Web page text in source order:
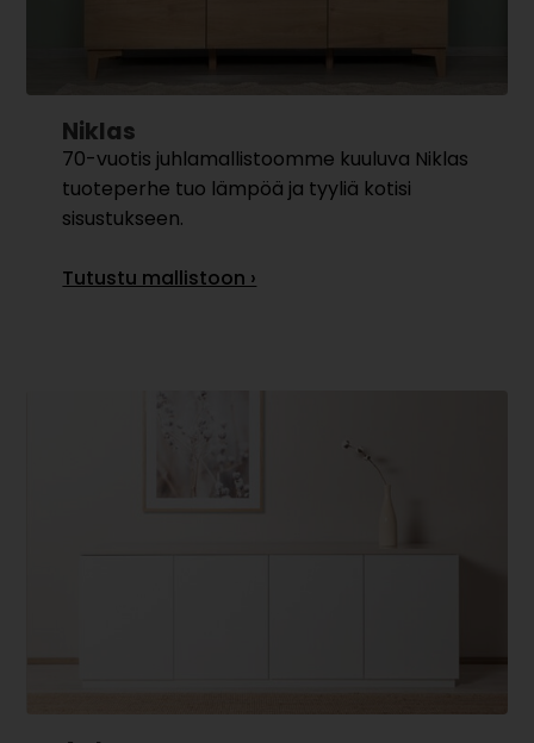
Niklas
70-vuotis juhlamallistoomme kuuluva Niklas
tuoteperhe tuo lämpöä ja tyyliä kotisi
sisustukseen.
Tutustu mallistoon ›